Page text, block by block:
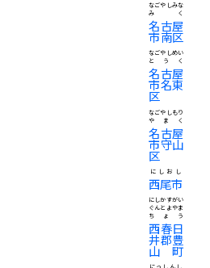
名古屋
市南区
なごやしみな
みく
名古屋
市名東
区
なごやしめい
とうく
名古屋
市守山
区
なごやしもり
やまく
西尾市
にしおし
西春日
井郡豊
山町
にしかすがい
ぐんとよやま
ちょう